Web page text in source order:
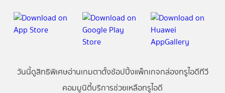
วันนี้ดูสิทธิพิเศษอ่านเกมตาตั้งช้อปปิ้งแพ็กเกจกล่องทรูไอดีทีวี
คอมมูนิตี้บริการช่วยเหลือทรูไอดี